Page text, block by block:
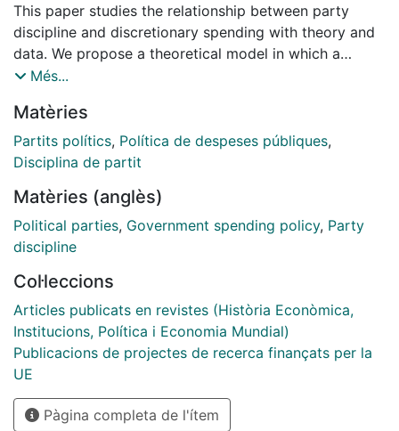
This paper studies the relationship between party
discipline and discretionary spending with theory and
data. We propose a theoretical model in which a
politician faces a conflict between her constituents'
costly for the politician and is therefore rewarded by
the party leader with greater amounts of discretionary
spending allocated to the politician's constituency.
between the voters' and the party's interests. Using
data on party discipline in the U.S. House of
Representatives and federal payments to
provide evidence that increases in legislators' party
discipline raise the amounts of discretionary spending
their districts receive. The rewards for discipline are
larger the greater the gap between the constituents'
and party's preferences (i.e., in conservative-leaning
districts represented by Democrats or liberal-leaning
districts represented by Republicans).
Més...
Matèries
Partits polítics, Política de despeses públiques,
Disciplina de partit
Matèries (anglès)
Political parties, Government spending policy, Party
discipline
Col·leccions
Articles publicats en revistes (Història Econòmica,
Institucions, Política i Economia Mundial)
Publicacions de projectes de recerca finançats per la
UE
Pàgina completa de l'ítem